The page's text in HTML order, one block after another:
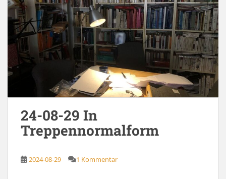
24-08-29 In
Treppennormalform
2024-08-29 1 Kommentar